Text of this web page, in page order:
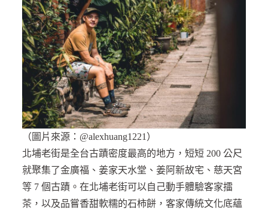
（圖片來源：@alexhuang1221）
北埔老街是全台古蹟密度最高的地方，短短 200 公尺
就聚集了金廣福、姜家天水堂、姜阿新故宅、慈天宮
等 7 個古蹟。在北埔老街可以自己動手體驗客家擂
茶，以及品嘗香甜軟糯的石柿餅，客家傳統文化底蘊